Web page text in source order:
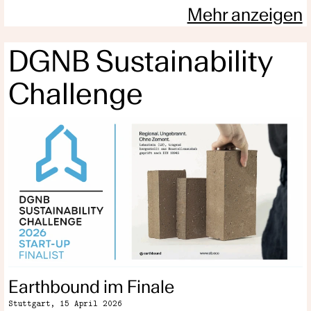
Mehr anzeigen
DGNB Sustainability
Challenge
Earthbound im Finale
Stuttgart, 15 April 2026